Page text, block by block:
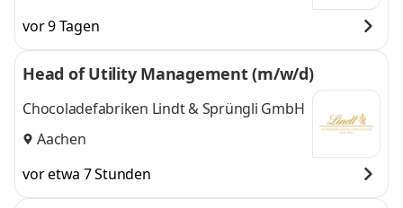
vor 9 Tagen
Head of Utility Management (m/w/d)
Chocoladefabriken Lindt & Sprüngli GmbH
Aachen
vor etwa 7 Stunden